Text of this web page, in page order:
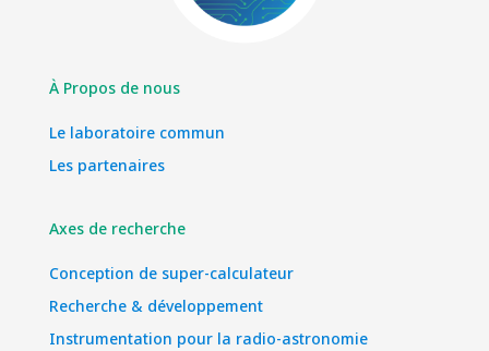
À Propos de nous
Le laboratoire commun
Les partenaires
Axes de recherche
Conception de super-calculateur
Recherche & développement
Instrumentation pour la radio-astronomie